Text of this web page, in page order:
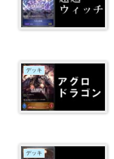
デッキ
デッキ